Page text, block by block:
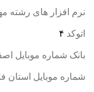
نرم افزار های رشته
اتوکد ۴
بانک شماره موبایل
شماره موبایل استان